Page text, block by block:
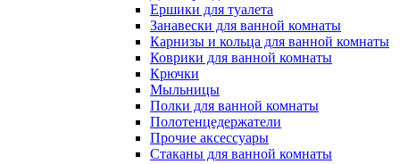
Ершики для туалета
Занавески для ванной комнаты
Карнизы и кольца для ванной комнаты
Коврики для ванной комнаты
Крючки
Мыльницы
Полки для ванной комнаты
Полотенцедержатели
Прочие аксессуары
Стаканы для ванной комнаты